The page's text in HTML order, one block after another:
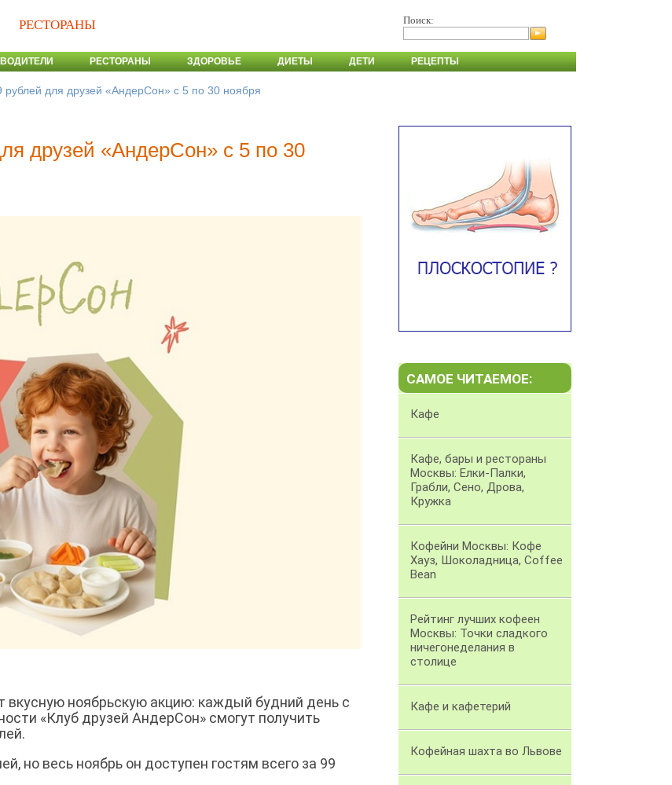
РЕСТОРАНЫ Поиск:
РЕСТОРАНЫ ЗДОРОВЬЕ ДИЕТЫ ДЕТИ РЕЦЕПТЫ
рублей для друзей «АндерСон» с 5 по 30 ноября
друзей «АндерСон» с 5 по 30
вкусную ноябрьскую акцию: каждый будний день с
«Клуб друзей АндерСон» смогут получить
но весь ноябрь он доступен гостям всего за 99
САМОЕ ЧИТАЕМОЕ:
Кафе
Кафе, бары и рестораны
Москвы: Елки-Палки,
Грабли, Сено, Дрова,
Кружка
Кофейни Москвы: Кофе
Хауз, Шоколадница, Coffee
Bean
Рейтинг лучших кофеен
Москвы: Точки сладкого
ничегонеделания в
столице
Кафе и кафетерий
Кофейная шахта во Львове